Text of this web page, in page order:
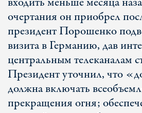
очертания он приобрел
президент Порошенко
визита в Германию, дав
центральным телеканалам
Президент уточнил, что
должна включать
прекращения огня;